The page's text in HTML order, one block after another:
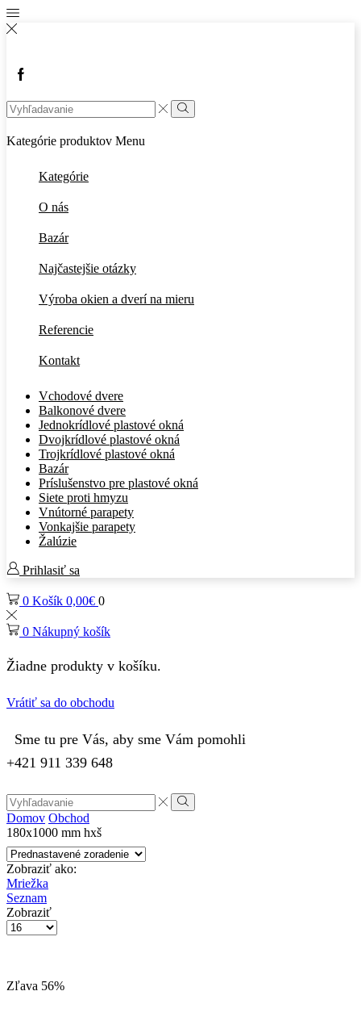
Facebook
Search
input
Vyhľadávanie
Kategórie produktov Menu
Kategórie
O nás
Bazár
Najčastejšie otázky
Výroba okien a dverí na mieru
Referencie
Kontakt
Vchodové dvere
Balkonové dvere
Jednokrídlové plastové okná
Dvojkrídlové plastové okná
Trojkrídlové plastové okná
Bazár
Príslušenstvo pre plastové okná
Siete proti hmyzu
Vnútorné parapety
Vonkajšie parapety
Žalúzie
Prihlasiť sa
0 Košík 0,00€ 0
0 Nákupný košík
Žiadne produkty v košíku.
Vrátiť sa do obchodu
Sme tu pre Vás, aby sme Vám pomohli
+421 911 339 648
Search
input
Vyhľadávanie
Domov Obchod
180x1000 mm hxš
Zobraziť ako:
Mriežka
Seznam
Zobraziť
Počet
Zľava 56%